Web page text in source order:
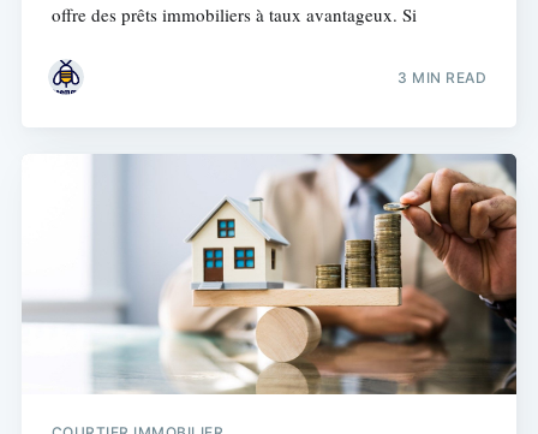
offre des prêts immobiliers à taux avantageux. Si
3 MIN READ